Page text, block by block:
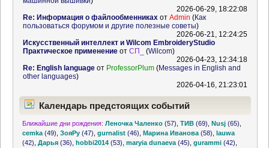
2026-06-29, 18:22:08
Re: Информация о файлообменникахот Admin (Как
пользоваться форумом и другие полезные советы)
2026-06-21, 12:24:25
Искусственный интеллект и Wilcom EmbroideryStudio
Практическое применениеот СП_ (Wilcom)
2026-04-23, 12:34:18
Re: English languageот ProfessorPlum(Messages in English and
other languages)
2026-04-16, 21:23:01
Календарь предстоящих событий
Ближайшие дни рождения: Леночка Чаленко (57) ,ТИВ (69) ,Nusj (65)
cemka (49) ,ЗояРу (47) ,gurnalist (46) ,Марина Иванова (58) ,lauwa
(42) ,Дарья (36) ,hobbi2014 (53) ,maryia dunaeva (45) ,gurammi (42)